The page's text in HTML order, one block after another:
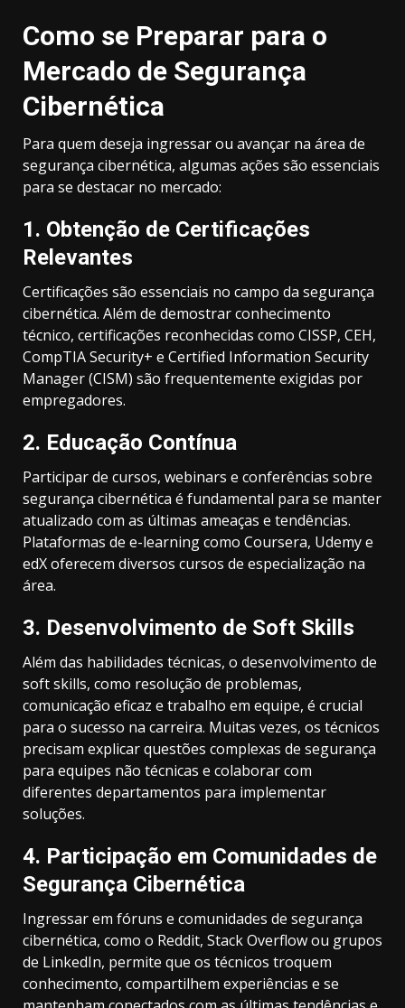
Como se Preparar para o
Mercado de Segurança
Cibernética
Para quem deseja ingressar ou avançar na área de
segurança cibernética, algumas ações são essenciais
para se destacar no mercado:
1. Obtenção de Certificações
Relevantes
Certificações são essenciais no campo da segurança
cibernética. Além de demostrar conhecimento
técnico, certificações reconhecidas como CISSP, CEH,
CompTIA Security+ e Certified Information Security
Manager (CISM) são frequentemente exigidas por
empregadores.
2. Educação Contínua
Participar de cursos, webinars e conferências sobre
segurança cibernética é fundamental para se manter
atualizado com as últimas ameaças e tendências.
Plataformas de e-learning como Coursera, Udemy e
edX oferecem diversos cursos de especialização na
área.
3. Desenvolvimento de Soft Skills
Além das habilidades técnicas, o desenvolvimento de
soft skills, como resolução de problemas,
comunicação eficaz e trabalho em equipe, é crucial
para o sucesso na carreira. Muitas vezes, os técnicos
precisam explicar questões complexas de segurança
para equipes não técnicas e colaborar com
diferentes departamentos para implementar
soluções.
4. Participação em Comunidades de
Segurança Cibernética
Ingressar em fóruns e comunidades de segurança
cibernética, como o Reddit, Stack Overflow ou grupos
de LinkedIn, permite que os técnicos troquem
conhecimento, compartilhem experiências e se